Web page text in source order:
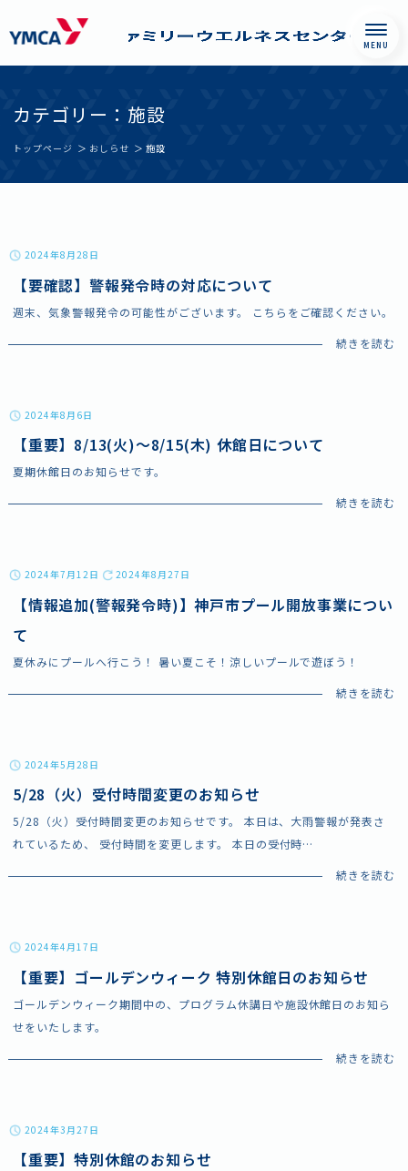
ーウエルネスセン
かり、誰かとつな
い場所。神戸YMCA
は、ウエルネスと
いう領域から一人
ひとりを見つめ、
個々にあった
伝いします。
カテゴリー：施設
トップページ おしらせ 施設
2024年8月28日
【要確認】警報発令時の対応について
週末、気象警報発令の可能性がございます。 こちらをご確認ください。
2024年8月6日
【重要】8/13(火)～8/15(木) 休館日について
夏期休館日のお知らせです。
2024年7月12日 2024年8月27日
【情報追加(警報発令時)】神戸市プール開放事業につい
て
夏休みにプールへ行こう！ 暑い夏こそ！涼しいプールで遊ぼう！
2024年5月28日
5/28（火）受付時間変更のお知らせ
5/28（火）受付時間変更のお知らせです。 本日は、大雨警報が発表さ
れているため、 受付時間を変更します。 本日の受付時…
2024年4月17日
【重要】ゴールデンウィーク 特別休館日のお知らせ
ゴールデンウィーク期間中の、プログラム休講日や施設休館日のお知ら
せをいたします。
2024年3月27日
【重要】特別休館のお知らせ